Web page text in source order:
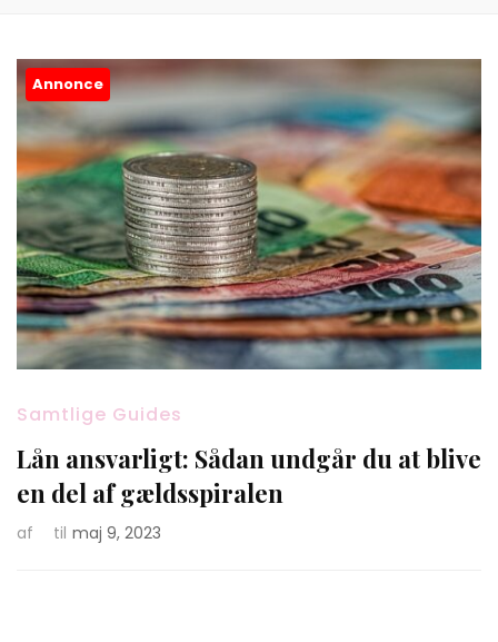
Annonce
Samtlige Guides
Lån ansvarligt: Sådan undgår du at blive
en del af gældsspiralen
af til maj 9, 2023